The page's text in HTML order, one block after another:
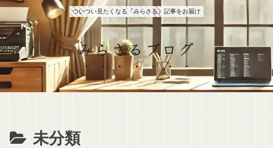
ついつい見たくなる『みらさる』記事をお届け
みらさるブログ
未分類